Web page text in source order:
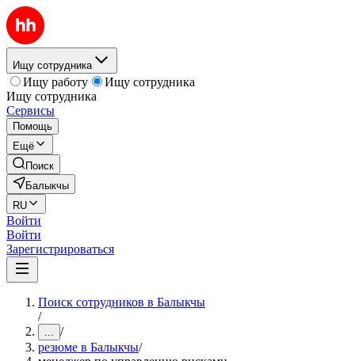
Ищу сотрудника
Ищу работу
Ищу сотрудника
Ищу сотрудника
Сервисы
Помощь
Ещё
Поиск
Балыкчы
RU
Войти
Войти
Зарегистрироваться
Поиск сотрудников в Балыкчы
/
... /
резюме в Балыкчы/